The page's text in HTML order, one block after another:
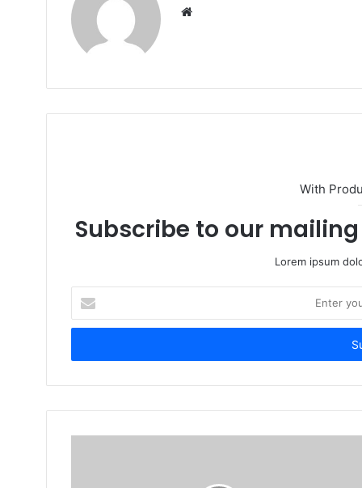
Website
With
Subscribe to our
Lorem ipsum
your
Email